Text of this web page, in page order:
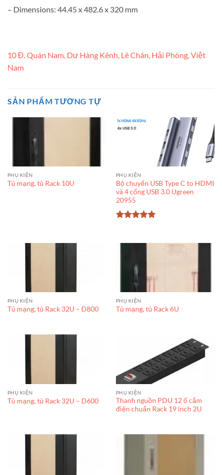
– Dimensions: 44.45 x 482.6 x 320 mm
10 Đ. Quán Nam, Dư Hàng Kênh, Lê Chân, Hải Phòng, Việt
Nam
SẢN PHẨM TƯƠNG TỰ
PHỤ KIỆN
Tủ mạng, tủ Rack 10U
PHỤ KIỆN
Bộ chuyển USB Type C to HDMI
và 4 cổng USB 3.0 Ugreen
20955
sao
PHỤ KIỆN
Tủ mạng, tủ Rack 32U – D800
PHỤ KIỆN
Tủ mạng, tủ Rack 6U
PHỤ KIỆN
Tủ mạng, tủ Rack 32U – D600
PHỤ KIỆN
Thanh nguồn PDU 12 ổ cắm
điện chuẩn Rack 19 inch 2U